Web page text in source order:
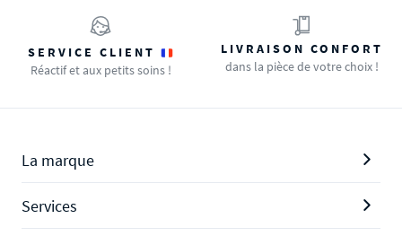
SERVICE CLIENT
Réactif et aux petits soins !
LIVRAISON CONFORT
dans la pièce de votre choix !
La marque
Services